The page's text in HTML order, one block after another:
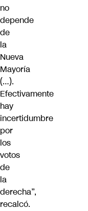
no
depende
de
la
Nueva
Mayoría
(…).
Efectivamente
hay
incertidumbre
por
los
votos
de
la
derecha”,
recalcó.